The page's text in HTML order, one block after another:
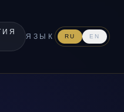
ЯЗЫК RU EN